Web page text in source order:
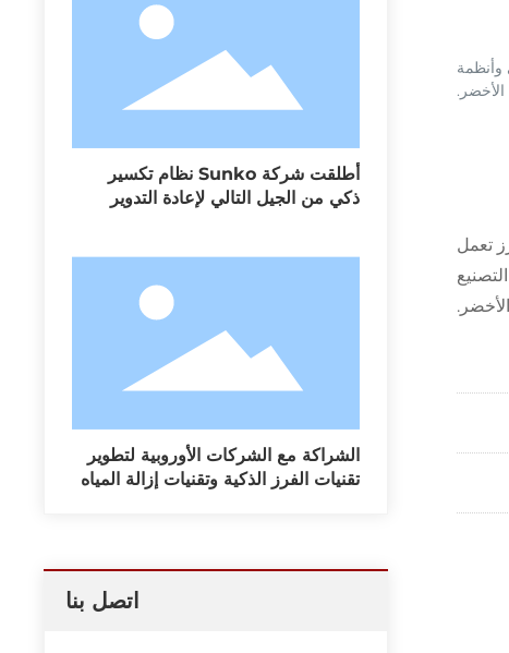
وأنظمة
تعمل
الأخضر.
أطلقت شركة Sunko نظام تكسير
ذكي من الجيل التالي لإعادة التدوير
الشراكة مع الشركات الأوروبية لتطوير
تقنيات الفرز الذكية وتقنيات إزالة المياه
اتصل بنا